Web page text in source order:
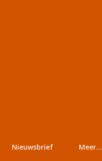
Nieuwsbrief Meer…